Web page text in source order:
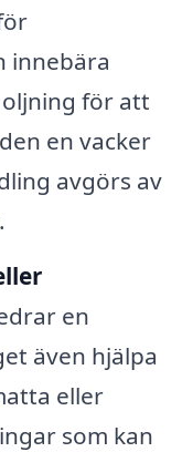
innebära
för att
en vacker
avgörs av
en
även hjälpa
eller
som kan